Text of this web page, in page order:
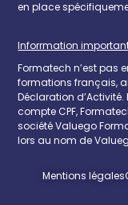
en place
Inforrmation
Formatech n’est pas
formations français,
Déclaration
compte CPF,
société Valuego
lors au nom de
Mentions légales